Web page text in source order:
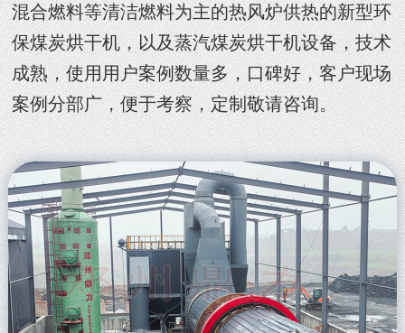
混合燃料等清洁燃料为主的热风炉供热的新型环
保煤炭烘干机，以及蒸汽煤炭烘干机设备，技术
成熟，使用用户案例数量多，口碑好，客户现场
案例分部广，便于考察，定制敬请咨询。